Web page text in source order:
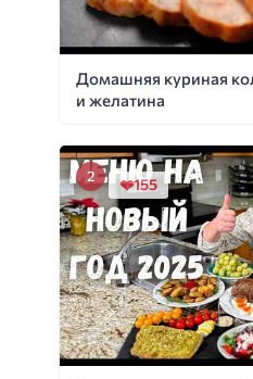
Домашняя куриная
и желатина
155